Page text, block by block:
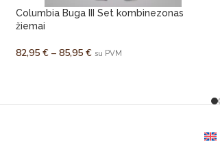
Columbia Buga III Set kombinezonas
žiemai
82,95 € – 85,95 € su PVM